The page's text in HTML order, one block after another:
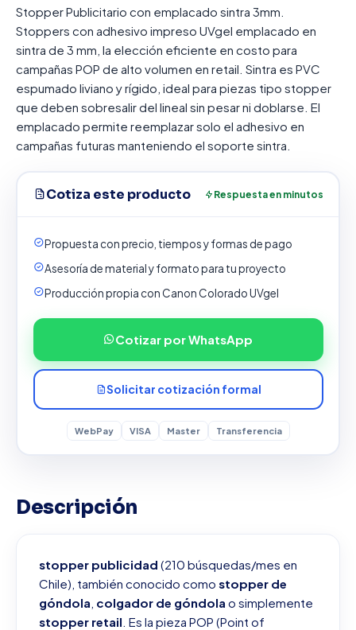
Stopper Publicitario con emplacado sintra 3mm.
Stoppers con adhesivo impreso UVgel emplacado en
sintra de 3 mm, la elección eficiente en costo para
campañas POP de alto volumen en retail. Sintra es PVC
espumado liviano y rígido, ideal para piezas tipo stopper
que deben sobresalir del lineal sin pesar ni doblarse. El
emplacado permite reemplazar solo el adhesivo en
campañas futuras manteniendo el soporte sintra.
Cotiza este producto Respuesta en minutos
Propuesta con precio, tiempos y formas de pago
Asesoría de material y formato para tu proyecto
Producción propia con Canon Colorado UVgel
Cotizar por WhatsApp
Solicitar cotización formal
WebPay VISA Master Transferencia
Descripción
stopper publicidad (210 búsquedas/mes en
Chile), también conocido como stopper de
góndola, colgador de góndola o simplemente
stopper retail. Es la pieza POP (Point of